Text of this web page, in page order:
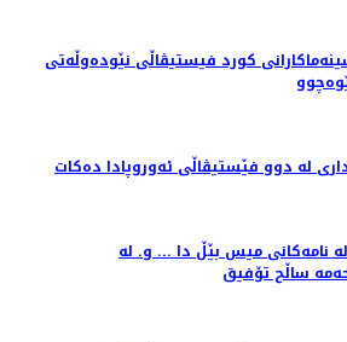
کورد فیستیڤاڵی نێودەوڵەتی
لە دوو فێستیڤاڵی ئەوروپادا دەکات
نامەکانی میس بێڵ دا ... و. لە
ساڵح تۆفیق